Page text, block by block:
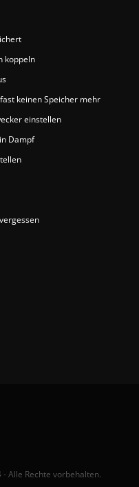
koppeln
keinen Speicher mehr
einstellen
Dampf
Alle Rechte vorbehalten.